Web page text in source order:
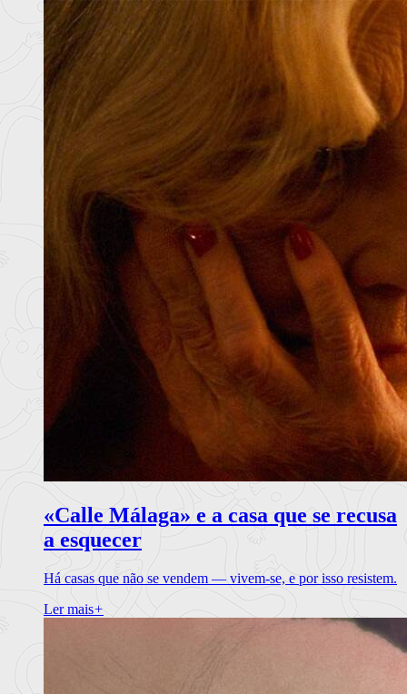
«Calle Málaga» e a casa que se recusa
a esquecer
Há casas que não se vendem — vivem-se, e por isso resistem.
Ler mais+